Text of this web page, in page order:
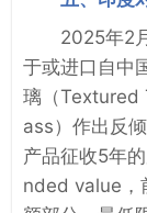
2025年2
于或进口自中
璃（Textured
ass）作出反
产品征收5年
nded value，